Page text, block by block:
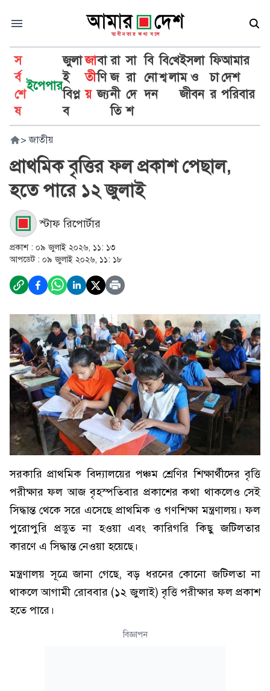
স
র্ব
শে
ষ
ইপেপার
জুলা
ই
বিপ্ল
ব
জা
তী
য়
বা
ণি
জ্য
রা
জ
নী
তি
সা
রা
দে
শ
বি
নো
দন
বি
শ্ব
খে
লা
ইসলা
ম ও
জীবন
ফি
চা
র
আমার
দেশ
পরিবার
> জাতীয়
প্রাথমিক বৃত্তির ফল প্রকাশ পেছাল,
হতে পারে ১২ জুলাই
স্টাফ রিপোর্টার
প্রকাশ : ০৯ জুলাই ২০২৬, ১১: ১৩
আপডেট : ০৯ জুলাই ২০২৬, ১১: ১৮
সরকারি প্রাথমিক বিদ্যালয়ের পঞ্চম শ্রেণির শিক্ষার্থীদের বৃত্তি
পরীক্ষার ফল আজ বৃহস্পতিবার প্রকাশের কথা থাকলেও সেই
সিদ্ধান্ত থেকে সরে এসেছে প্রাথমিক ও গণশিক্ষা মন্ত্রণালয়। ফল
পুরোপুরি প্রস্তুত না হওয়া এবং কারিগরি কিছু জটিলতার
কারণে এ সিদ্ধান্ত নেওয়া হয়েছে।
মন্ত্রণালয় সূত্রে জানা গেছে, বড় ধরনের কোনো জটিলতা না
থাকলে আগামী রোববার (১২ জুলাই) বৃত্তি পরীক্ষার ফল প্রকাশ
হতে পারে।
বিজ্ঞাপন